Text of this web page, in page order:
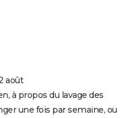
août
à propos du lavage des
une fois par semaine, ou